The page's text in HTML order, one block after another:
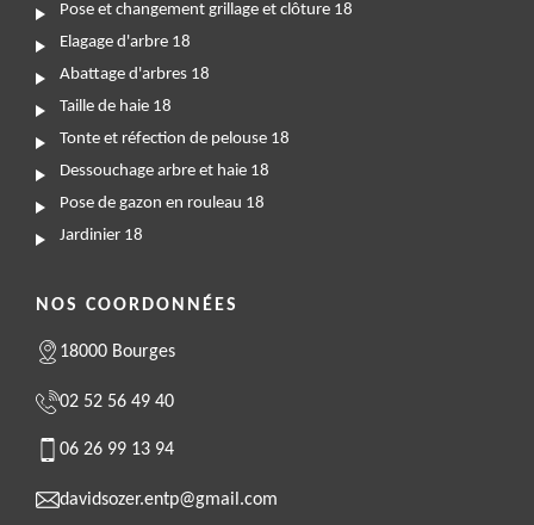
Pose et changement grillage et clôture 18
Elagage d'arbre 18
Abattage d'arbres 18
Taille de haie 18
Tonte et réfection de pelouse 18
Dessouchage arbre et haie 18
Pose de gazon en rouleau 18
Jardinier 18
NOS COORDONNÉES
18000 Bourges
02 52 56 49 40
06 26 99 13 94
davidsozer.entp@gmail.com